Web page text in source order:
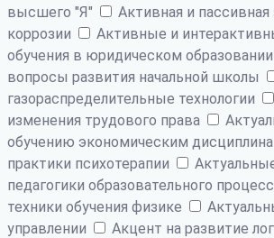
высшего "Я"
Активная и
коррозии
Активные и
обучения в юридическом образовании
вопросы развития начальной школы
газораспределительные технологии
изменения трудового права
обучению экономическим
практики психотерапии
педагогики образовательного
техники обучения физике
управлении
Акцент на развитие